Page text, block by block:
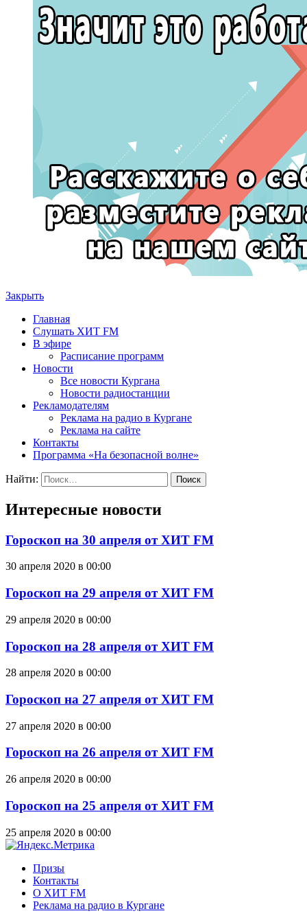
Закрыть
Главная
Слушать ХИТ FM
В эфире
Расписание программ
Новости
Все новости Кургана
Новости радиостанции
Рекламодателям
Реклама на радио в Кургане
Реклама на сайте
Контакты
Программа «На безопасной волне»
Найти:
Интересные новости
Гороскоп на 30 апреля от ХИТ FM
30 апреля 2020 в 00:00
Гороскоп на 29 апреля от ХИТ FM
29 апреля 2020 в 00:00
Гороскоп на 28 апреля от ХИТ FM
28 апреля 2020 в 00:00
Гороскоп на 27 апреля от ХИТ FM
27 апреля 2020 в 00:00
Гороскоп на 26 апреля от ХИТ FM
26 апреля 2020 в 00:00
Гороскоп на 25 апреля от ХИТ FM
25 апреля 2020 в 00:00
Призы
Контакты
О ХИТ FM
Реклама на радио в Кургане